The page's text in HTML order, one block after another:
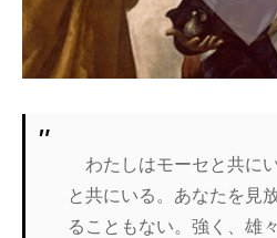
わたしはモーセと共に
と共にいる。あなたを見
ることもない。強く、雄